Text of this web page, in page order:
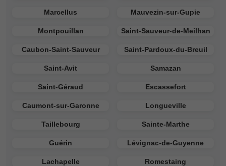
Marcellus Mauvezin-sur-Gupie
Montpouillan Saint-Sauveur-de-Meilhan
Caubon-Saint-Sauveur Saint-Pardoux-du-Breuil
Saint-Avit Samazan
Saint-Géraud Escassefort
Caumont-sur-Garonne Longueville
Taillebourg Sainte-Marthe
Guérin Lévignac-de-Guyenne
Lachapelle Romestaing